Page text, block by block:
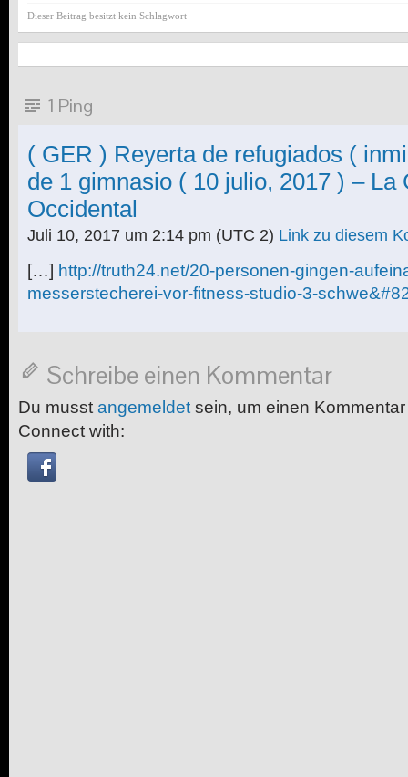
Dieser Beitrag besitzt kein Schlagwort
1 Ping
( GER ) Reyerta de refugiados (
de 1 gimnasio ( 10 julio, 2017 ) – La
Occidental
Juli 10, 2017 um 2:14 pm (UTC 2) Link zu diesem
[…] http://truth24.net/20-personen-gingen-
messerstecherei-vor-fitness-studio-3-
Schreibe einen Kommentar
Du musst angemeldet sein, um einen
Connect with: